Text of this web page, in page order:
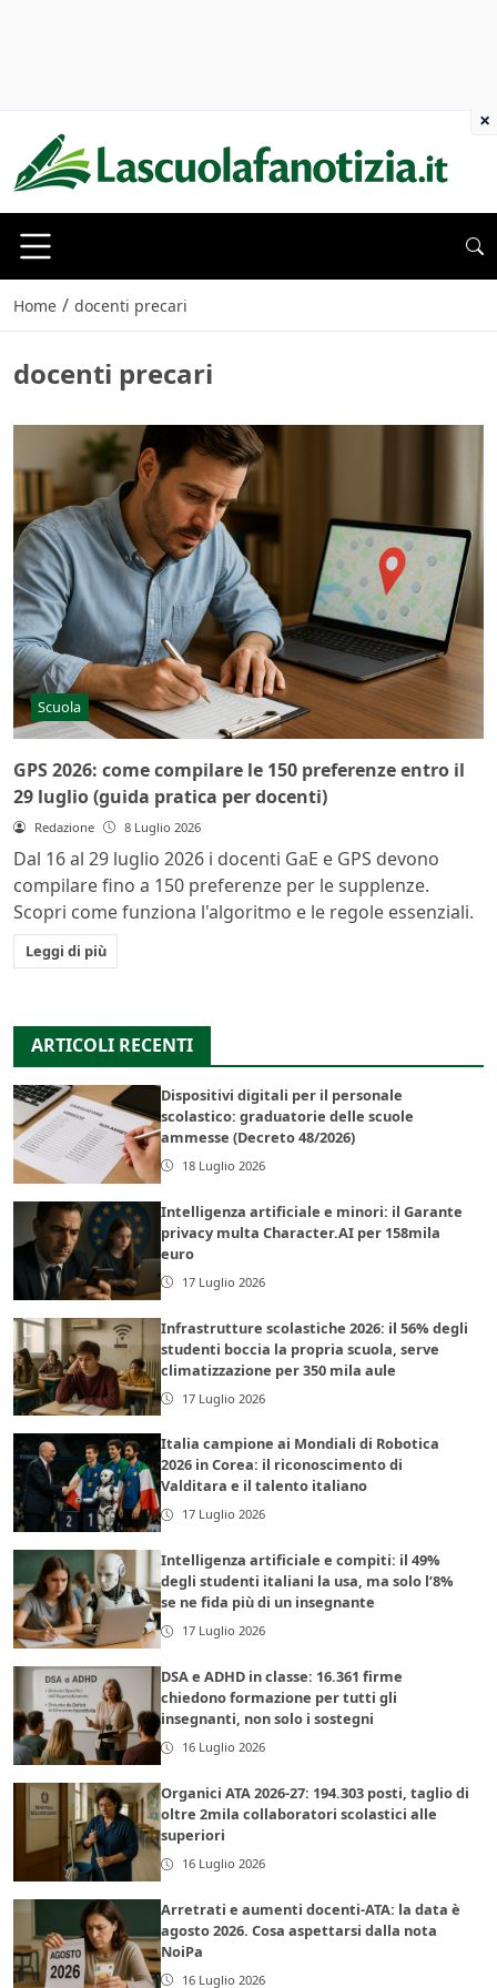
Home / docenti precari
docenti precari
Scuola
GPS 2026: come compilare le 150 preferenze entro il
29 luglio (guida pratica per docenti)
Redazione 8 Luglio 2026
Dal 16 al 29 luglio 2026 i docenti GaE e GPS devono
compilare fino a 150 preferenze per le supplenze.
Scopri come funziona l'algoritmo e le regole essenziali.
Leggi di più
ARTICOLI RECENTI
Dispositivi digitali per il personale
scolastico: graduatorie delle scuole
ammesse (Decreto 48/2026)
18 Luglio 2026
Intelligenza artificiale e minori: il Garante
privacy multa Character.AI per 158mila
euro
17 Luglio 2026
Infrastrutture scolastiche 2026: il 56% degli
studenti boccia la propria scuola, serve
climatizzazione per 350 mila aule
17 Luglio 2026
Italia campione ai Mondiali di Robotica
2026 in Corea: il riconoscimento di
Valditara e il talento italiano
17 Luglio 2026
Intelligenza artificiale e compiti: il 49%
degli studenti italiani la usa, ma solo l’8%
se ne fida più di un insegnante
17 Luglio 2026
DSA e ADHD in classe: 16.361 firme
chiedono formazione per tutti gli
insegnanti, non solo i sostegni
16 Luglio 2026
Organici ATA 2026-27: 194.303 posti, taglio di
oltre 2mila collaboratori scolastici alle
superiori
16 Luglio 2026
Arretrati e aumenti docenti-ATA: la data è
agosto 2026. Cosa aspettarsi dalla nota
NoiPa
16 Luglio 2026
×